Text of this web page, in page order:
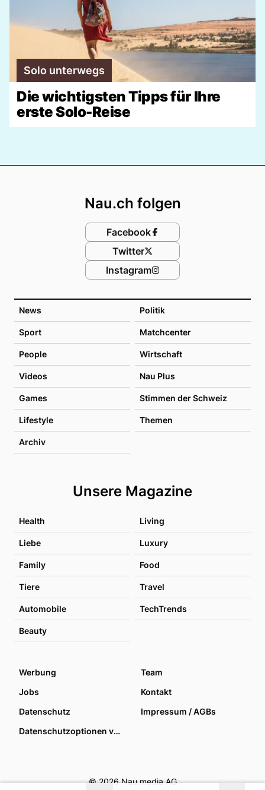
Solo unterwegs
Die wichtigsten Tipps für Ihre
erste Solo-Reise
News Politik
Sport Matchcenter
People Wirtschaft
Videos Nau Plus
Games Stimmen der Schweiz
Lifestyle Themen
Archiv
Unsere Magazine
Health Living
Liebe Luxury
Family Food
Tiere Travel
Automobile TechTrends
Beauty
Nau.ch folgen
Facebook
Twitter
Instagram
Werbung
Team
Jobs
Kontakt
Datenschutz
Impressum / AGBs
Datenschutzoptionen verwalten
© 2026 Nau media AG